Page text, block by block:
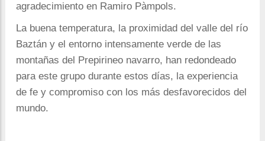
agradecimiento en Ramiro Pàmpols.
La buena temperatura, la proximidad del valle del río
Baztán y el entorno intensamente verde de las
montañas del Prepirineo navarro, han redondeado
para este grupo durante estos días, la experiencia
de fe y compromiso con los más desfavorecidos del
mundo.